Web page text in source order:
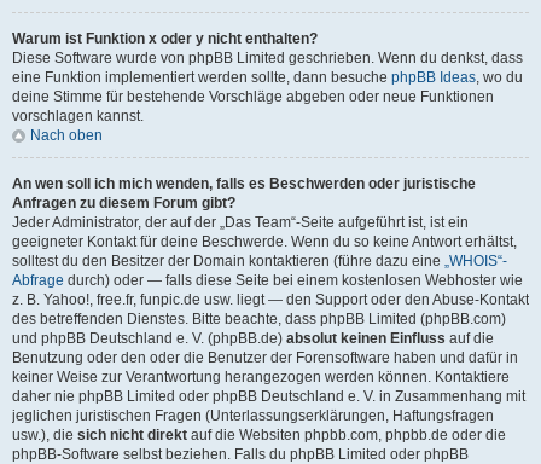
Warum ist Funktion x oder y nicht enthalten?
Diese Software wurde von phpBB Limited geschrieben. Wenn du denkst, dass
eine Funktion implementiert werden sollte, dann besuche phpBB Ideas, wo du
deine Stimme für bestehende Vorschläge abgeben oder neue Funktionen
vorschlagen kannst.
Nach oben
An wen soll ich mich wenden, falls es Beschwerden oder juristische
Anfragen zu diesem Forum gibt?
Jeder Administrator, der auf der „Das Team“-Seite aufgeführt ist, ist ein
geeigneter Kontakt für deine Beschwerde. Wenn du so keine Antwort erhältst,
solltest du den Besitzer der Domain kontaktieren (führe dazu eine „WHOIS“-
Abfrage durch) oder — falls diese Seite bei einem kostenlosen Webhoster wie
z. B. Yahoo!, free.fr, funpic.de usw. liegt — den Support oder den Abuse-Kontakt
des betreffenden Dienstes. Bitte beachte, dass phpBB Limited (phpBB.com)
und phpBB Deutschland e. V. (phpBB.de) absolut keinen Einfluss auf die
Benutzung oder den oder die Benutzer der Forensoftware haben und dafür in
keiner Weise zur Verantwortung herangezogen werden können. Kontaktiere
daher nie phpBB Limited oder phpBB Deutschland e. V. in Zusammenhang mit
jeglichen juristischen Fragen (Unterlassungserklärungen, Haftungsfragen
usw.), die sich nicht direkt auf die Websiten phpbb.com, phpbb.de oder die
phpBB-Software selbst beziehen. Falls du phpBB Limited oder phpBB